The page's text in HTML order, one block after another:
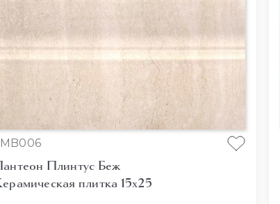
Плинтус Беж
плитка 15x25